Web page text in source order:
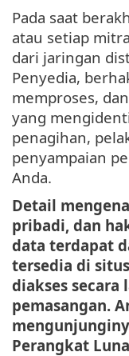
Pada saat
atau setiap
dari jaringan
Penyedia,
memproses,
yang
penagihan,
penyampaian
Anda.
Detail
pribadi, dan
data terdapat
tersedia di
diakses secara
pemasangan.
Perangkat